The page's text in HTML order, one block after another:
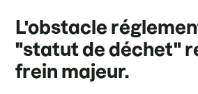
L'obstacle
"statut de déchet"
frein majeur.